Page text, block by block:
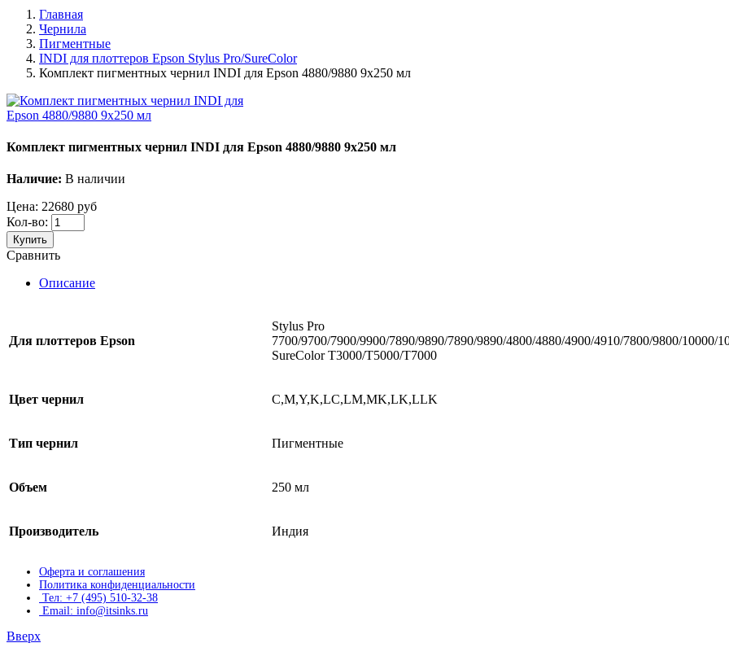
Главная
Чернила
Пигментные
INDI для плоттеров Epson Stylus Pro/SureColor
Комплект пигментных чернил INDI для Epson 4880/9880 9x250 мл
Комплект пигментных чернил INDI для Epson 4880/9880 9x250 мл
Наличие: В наличии
Цена: 22680 руб
Кол-во:
Купить
Сравнить
Описание
Для плоттеров Epson
Stylus Pro
7700/9700/7900/9900/7890/9890/7890/9890/4800/4880/4900/4910/7800/9800/10000/
SureColor T3000/T5000/T7000
Цвет чернил C,M,Y,K,LC,LM,MK,LK,LLK
Тип чернил Пигментные
Объем 250 мл
Производитель Индия
Оферта и соглашения
Политика конфиденциальности
Тел: +7 (495) 510-32-38
Email: info@itsinks.ru
Вверх